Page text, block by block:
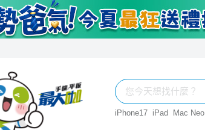
iPhone17 iPad Mac Neo